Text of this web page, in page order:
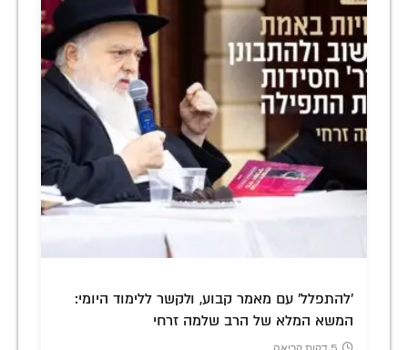
'להתפלל' עם מאמר קבוע, ולקשר ללימוד היומי:
המשא המלא של הרב שלמה זרחי